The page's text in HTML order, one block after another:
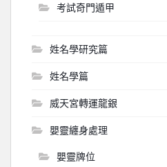
考試奇門遁甲
姓名學研究篇
姓名學篇
威天宮轉運龍銀
嬰靈纏身處理
嬰靈牌位